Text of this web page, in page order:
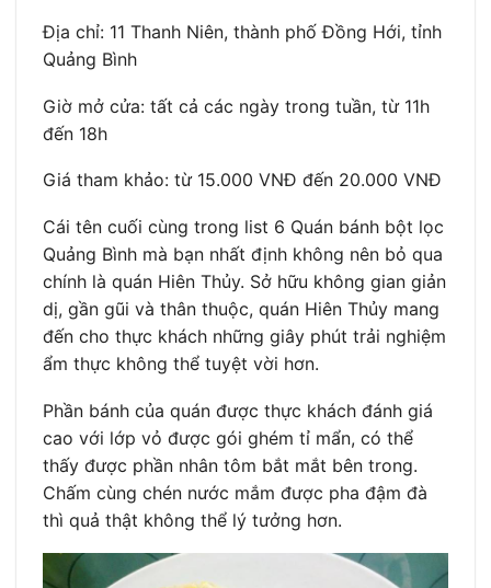
Địa chỉ: 11 Thanh Niên, thành phố Đồng Hới, tỉnh
Quảng Bình
Giờ mở cửa: tất cả các ngày trong tuần, từ 11h
đến 18h
Giá tham khảo: từ 15.000 VNĐ đến 20.000 VNĐ
Cái tên cuối cùng trong list 6 Quán bánh bột lọc
Quảng Bình mà bạn nhất định không nên bỏ qua
chính là quán Hiên Thủy. Sở hữu không gian giản
dị, gần gũi và thân thuộc, quán Hiên Thủy mang
đến cho thực khách những giây phút trải nghiệm
ẩm thực không thể tuyệt vời hơn.
Phần bánh của quán được thực khách đánh giá
cao với lớp vỏ được gói ghém tỉ mẩn, có thể
thấy được phần nhân tôm bắt mắt bên trong.
Chấm cùng chén nước mắm được pha đậm đà
thì quả thật không thể lý tưởng hơn.